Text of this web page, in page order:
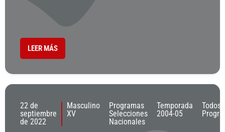
LEER MÁS
22 de
septiembre
de 2022
Masculino
XV
Programas
Selecciones
Nacionales
Temporada
2004-05
Todos